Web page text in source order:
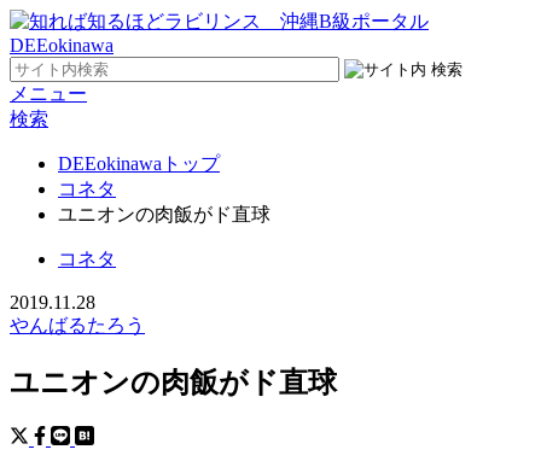
メニュー
検索
DEEokinawaトップ
コネタ
ユニオンの肉飯がド直球
コネタ
2019.11.28
やんばるたろう
ユニオンの肉飯がド直球